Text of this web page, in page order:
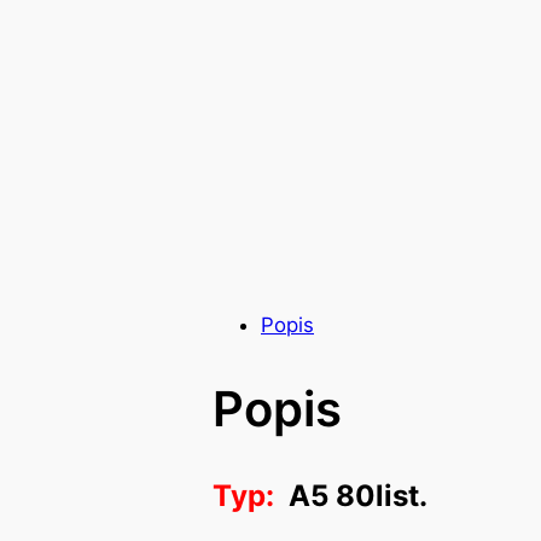
Popis
Popis
Typ: A5 80list.